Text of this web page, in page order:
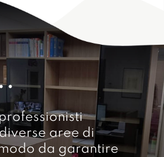
aree di
da garantire